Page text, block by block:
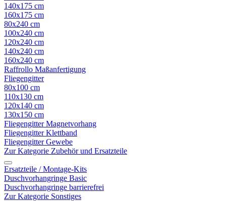
140x175 cm
160x175 cm
80x240 cm
100x240 cm
120x240 cm
140x240 cm
160x240 cm
Raffrollo Maßanfertigung
Fliegengitter
80x100 cm
110x130 cm
120x140 cm
130x150 cm
Fliegengitter Magnetvorhang
Fliegengitter Klettband
Fliegengitter Gewebe
Zur Kategorie Zubehör und Ersatzteile
Ersatzteile / Montage-Kits
Duschvorhangringe Basic
Duschvorhangringe barrierefrei
Zur Kategorie Sonstiges